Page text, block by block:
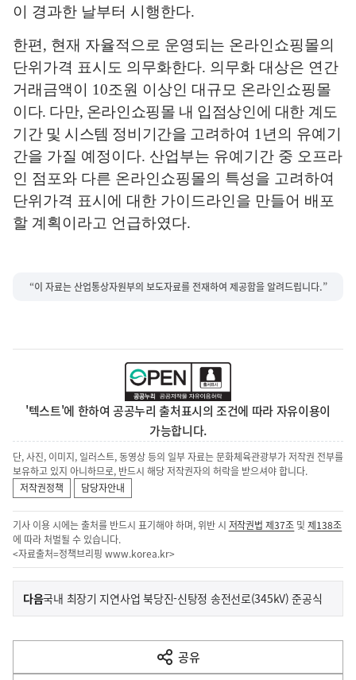
이 경과한 날부터 시행한다.
한편, 현재 자율적으로 운영되는 온라인쇼핑몰의
단위가격 표시도 의무화한다. 의무화 대상은 연간
거래금액이 10조원 이상인 대규모 온라인쇼핑몰
이다. 다만, 온라인쇼핑몰 내 입점상인에 대한 계도
기간 및 시스템 정비기간을 고려하여 1년의 유예기
간을 가질 예정이다. 산업부는 유예기간 중 오프라
인 점포와 다른 온라인쇼핑몰의 특성을 고려하여
단위가격 표시에 대한 가이드라인을 만들어 배포
할 계획이라고 언급하였다.
“이 자료는 산업통상자원부의 보도자료를 전재하여 제공함을 알려드립니다.”
'텍스트'에 한하여 공공누리 출처표시의 조건에 따라 자유이용이
가능합니다.
단, 사진, 이미지, 일러스트, 동영상 등의 일부 자료는 문화체육관광부가 저작권 전부를
보유하고 있지 아니하므로, 반드시 해당 저작권자의 허락을 받으셔야 합니다.
저작권정책
담당자안내
기사 이용 시에는 출처를 반드시 표기해야 하며, 위반 시 저작권법 제37조 및제138조
에 따라 처벌될 수 있습니다.
<자료출처=정책브리핑 www.korea.kr>
이
전
다
음
다음기
국내 최장기 지연사업 북당진-신탕정 송전선로(345kV) 준공식
공유
열